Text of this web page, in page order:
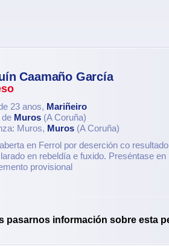
Caamaño García
23 anos, Mariñeiro
de Muros (A Coruña)
Muros, Muros (A Coruña)
en Ferrol por deserción co
en rebeldía e fuxido. Preséntase en
provisional
pasarnos información sobre esta